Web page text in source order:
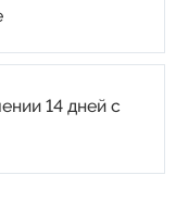
14 дней с